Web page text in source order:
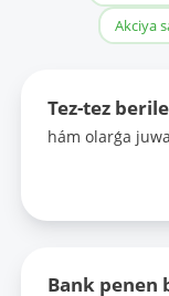
Akciya
Tez-tez
hám olarǵa
Bank penen